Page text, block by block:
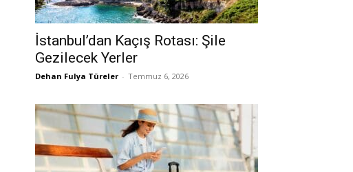
İstanbul’dan Kaçış Rotası: Şile
Gezilecek Yerler
Dehan Fulya Türeler - Temmuz 6, 2026